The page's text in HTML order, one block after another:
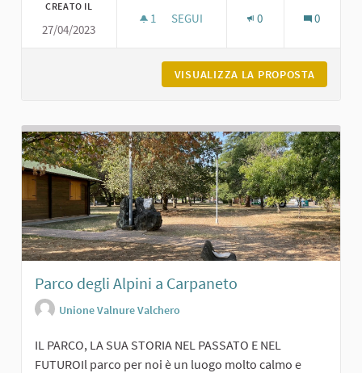
CREATO IL
27/04/2023
1 1 SOSTENITORI
SEGUI 0 0
VISUALIZZA LA PROPOSTA
Parco degli Alpini a Carpaneto
Unione Valnure Valchero
IL PARCO, LA SUA STORIA NEL PASSATO E NEL
FUTUROIl parco per noi è un luogo molto calmo e